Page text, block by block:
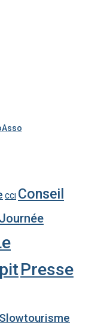
CCI Conseil
Journée
Presse
Slowtourisme